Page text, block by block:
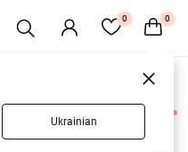
0 0
2 товарів
Ukrainian